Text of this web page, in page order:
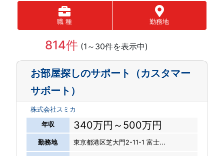
職 種 勤務地
814件(1～30件を表示中)
お部屋探しのサポート（カスタマー
サポート）
株式会社スミカ
年収
340万円～500万円
勤務地 東京都港区芝大門2-11-1 富士...